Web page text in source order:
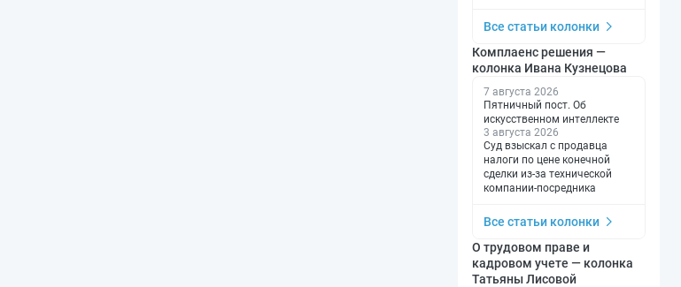
Все статьи колонки
Комплаенс решения —
колонка Ивана Кузнецова
7 августа 2026
Пятничный пост. Об
искусственном интеллекте
3 августа 2026
Суд взыскал с продавца
налоги по цене конечной
сделки из-за технической
компании-посредника
Все статьи колонки
О трудовом праве и
кадровом учете — колонка
Татьяны Лисовой